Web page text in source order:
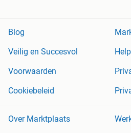
Blog
Veilig en Succesvol
Voorwaarden
Cookiebeleid
Over Marktplaats